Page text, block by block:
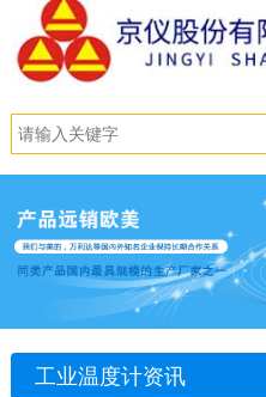
工业温度计资讯